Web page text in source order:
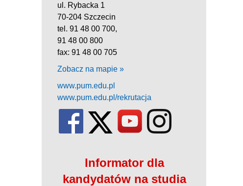
ul. Rybacka 1
70-204 Szczecin
tel. 91 48 00 700,
91 48 00 800
fax: 91 48 00 705
Zobacz na mapie »
www.pum.edu.pl
www.pum.edu.pl/rekrutacja
Informator dla
kandydatów na studia